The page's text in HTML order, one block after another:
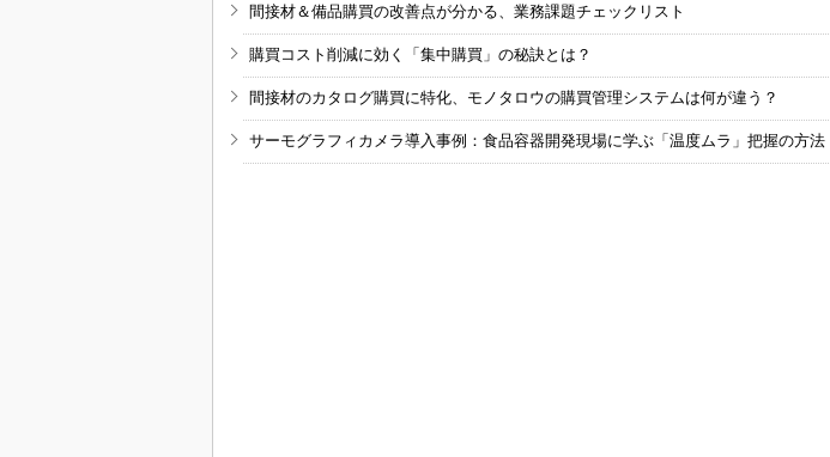
間接材＆備品購買の改善点が分かる、業務課題チェックリスト
購買コスト削減に効く「集中購買」の秘訣とは？
間接材のカタログ購買に特化、モノタロウの購買管理システムは何が違う？
サーモグラフィカメラ導入事例：食品容器開発現場に学ぶ「温度ムラ」把握の方法